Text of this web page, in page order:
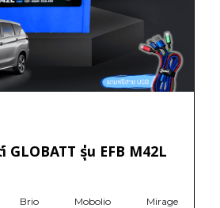
GLOBATT รุ่น EFB M42L
Brio Mobolio Mirage